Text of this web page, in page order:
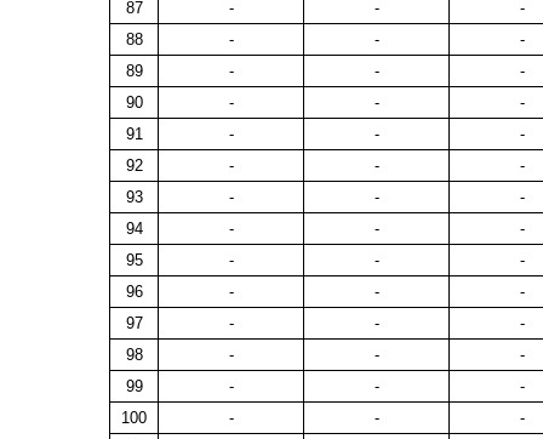
87 - -
-
88
- -
-
89
- -
-
90
- -
-
91
- -
-
92
- -
-
93
- -
-
94
- -
-
95
- -
-
96
- -
-
97
- -
-
98
- -
-
99
- -
-
100
- -
-